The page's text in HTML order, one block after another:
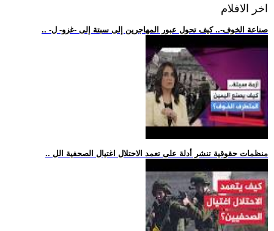
اخر الافلام
.. -صناعة الخوف-.. كيف تحول عبور المهاجرين إلى سبتة إلى -غزو- ل
.. منظمات حقوقية تنشر أدلة على تعمد الاحتلال اغتيال الصحفية الل